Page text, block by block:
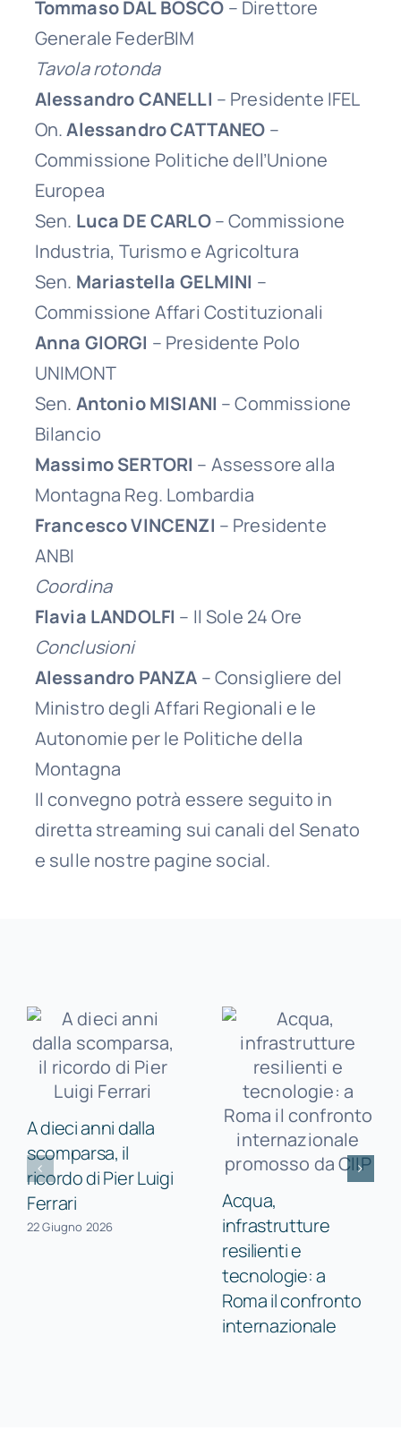
Tommaso DAL BOSCO – Direttore
Generale FederBIM
Tavola rotonda
Alessandro CANELLI – Presidente IFEL
On.Alessandro CATTANEO –
Commissione Politiche dell’Unione
Europea
Sen. Luca DE CARLO– Commissione
Industria, Turismo e Agricoltura
Sen. Mariastella GELMINI –
Commissione Affari Costituzionali
Anna GIORGI – Presidente Polo
UNIMONT
Sen. Antonio MISIANI – Commissione
Bilancio
Massimo SERTORI – Assessore alla
Montagna Reg. Lombardia
Francesco VINCENZI – Presidente
ANBI
Coordina
Flavia LANDOLFI – Il Sole 24 Ore
Conclusioni
Alessandro PANZA – Consigliere del
Ministro degli Affari Regionali e le
Autonomie per le Politiche della
Montagna
Il convegno potrà essere seguito in
diretta streaming sui canali del Senato
e sulle nostre pagine social.
A dieci anni dalla
scomparsa, il
ricordo di Pier Luigi
Ferrari
22 Giugno 2026
Acqua,
infrastrutture
resilienti e
tecnologie: a
Roma il confronto
internazionale